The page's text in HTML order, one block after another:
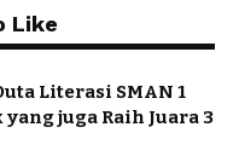
Like
Literasi SMAN 1
juga Raih Juara 3